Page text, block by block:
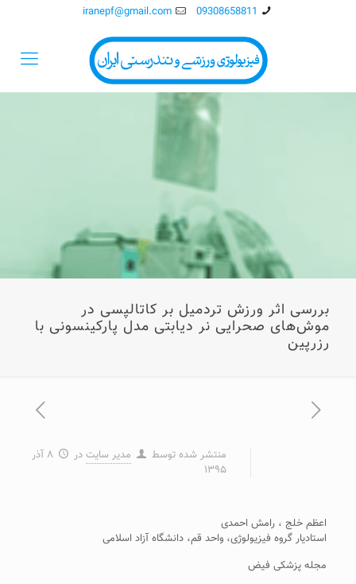
09308658811
iranepf@gmail.com
بررسی اثر ورزش تردمیل بر کاتالپسی در
موش‌های صحرایی نر دیابتی مدل پارکینسونی با
رزرپین
منتشر شده توسط مدیر سایت در
۸ آذر
۱۳۹۵
اعظم خلج ، رامش احمدی
استادیار گروه فیزیولوژی، واحد قم، دانشگاه آزاد اسلامی
مجله پزشکی فیض